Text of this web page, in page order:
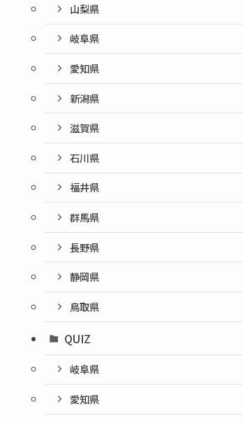
山梨県
岐阜県
愛知県
新潟県
滋賀県
石川県
福井県
群馬県
長野県
静岡県
鳥取県
QUIZ
岐阜県
愛知県